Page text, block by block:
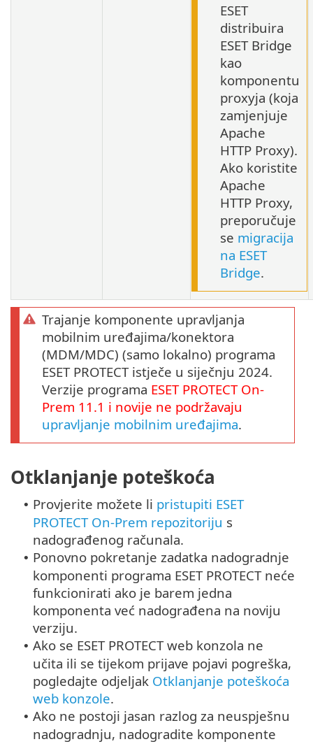
ESET
distribuira
ESET Bridge
kao
komponentu
proxyja (koja
zamjenjuje
Apache
HTTP Proxy).
Ako koristite
Apache
HTTP Proxy,
preporučuje
se migracija
na ESET
Bridge.
Trajanje komponente upravljanja
mobilnim uređajima/konektora
(MDM/MDC) (samo lokalno) programa
ESET PROTECT istječe u siječnju 2024.
Verzije programa ESET PROTECT On-
Prem 11.1 i novije ne podržavaju
upravljanje mobilnim uređajima.
Otklanjanje poteškoća
• Provjerite možete li pristupiti ESET
PROTECT On-Prem repozitoriju s
nadograđenog računala.
• Ponovno pokretanje zadatka nadogradnje
komponenti programa ESET PROTECT neće
funkcionirati ako je barem jedna
komponenta već nadograđena na noviju
verziju.
• Ako se ESET PROTECT web konzola ne
učita ili se tijekom prijave pojavi pogreška,
pogledajte odjeljak Otklanjanje poteškoća
web konzole.
• Ako ne postoji jasan razlog za neuspješnu
nadogradnju, nadogradite komponente